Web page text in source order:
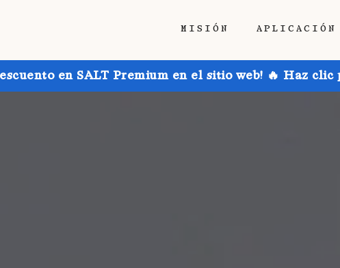
MISIÓN APLICACIÓN
en SALT Premium en el sitio web! 🔥 Haz